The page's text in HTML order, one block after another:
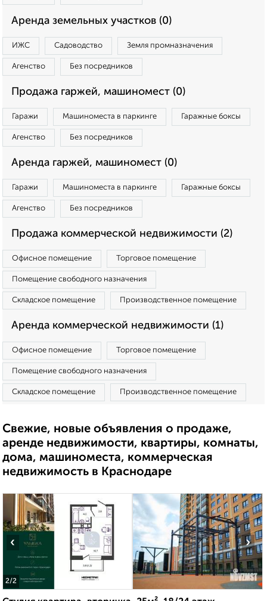
Аренда земельных участков (0)
ИЖС Садоводство Земля промназначения
Агенство Без посредников
Продажа гаржей, машиномест (0)
Гаражи Машиноместа в паркинге Гаражные боксы
Агенство Без посредников
Аренда гаржей, машиномест (0)
Гаражи Машиноместа в паркинге Гаражные боксы
Агенство Без посредников
Продажа коммерческой недвижимости (2)
Офисное помещение Торговое помещение
Помещение свободного назначения
Складское помещение Производственное помещение
Аренда коммерческой недвижимости (1)
Офисное помещение Торговое помещение
Помещение свободного назначения
Складское помещение Производственное помещение
Свежие, новые объявления о продаже,
аренде недвижимости, квартиры, комнаты,
дома, машиноместа, коммерческая
недвижимость в Краснодаре
2/2
‹ ›